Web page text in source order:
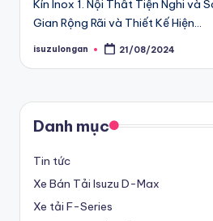
ín
h
H
g
T
ạ
lịch
MU-
X
Chính
tốt
nhất
Kín Inox 1. Nội Thất Tiện Nghi và
Gian Rộng Rãi và Thiết Kế Hiện…
Posted
isuzulongan 21/08/2024
Danh mục
Tin tức
Xe Bán Tải Isuzu D-Max
Xe tải F-Series